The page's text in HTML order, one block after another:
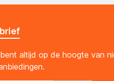
altijd op de hoogte van